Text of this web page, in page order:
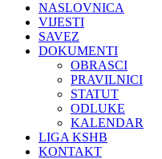
NASLOVNICA
VIJESTI
SAVEZ
DOKUMENTI
OBRASCI
PRAVILNICI
STATUT
ODLUKE
KALENDAR
LIGA KSHB
KONTAKT